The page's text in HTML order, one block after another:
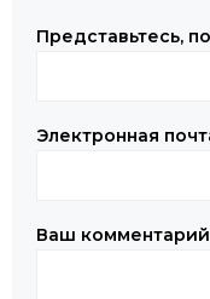
Представьтесь,
Электронная
Ваш комментарий